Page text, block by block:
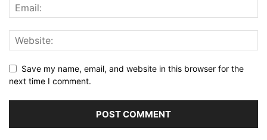
Save my name, email, and website in this browser for the
next time I comment.